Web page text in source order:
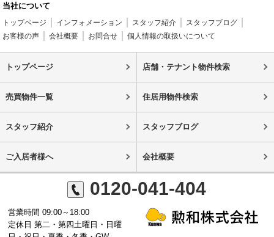
当社について
トップページ インフォメーション スタッフ紹介
スタッフブログ
お客様の声
会社概要 お問合せ 個人情報の取扱いについて
トップページ 店舗・テナント物件検索
売買物件一覧 住居用物件検索
スタッフ紹介 スタッフブログ
ご入居者様へ 会社概要
0120-041-404
営業時間 09:00～18:00
定休日 第二・第四土曜日・日曜